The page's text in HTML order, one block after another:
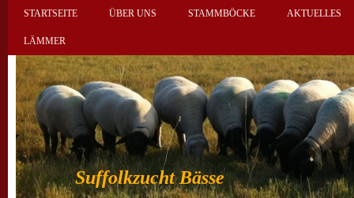
STARTSEITE ÜBER UNS STAMMBÖCKE AKTUELLES
LÄMMER
Suffolkzucht Bässe